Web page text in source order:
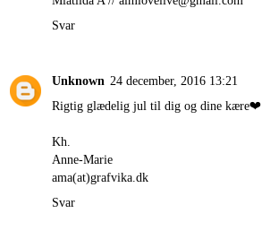
Svar
Unknown 24 december, 2016 13:21
Rigtig glædelig jul til dig og dine kære❤️
Kh.
Anne-Marie
ama(at)grafvika.dk
Svar